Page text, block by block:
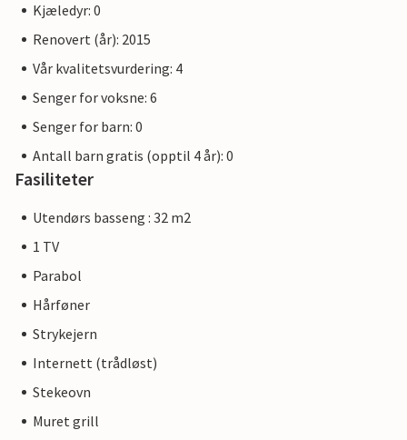
Kjæledyr: 0
Renovert (år): 2015
Vår kvalitetsvurdering: 4
Senger for voksne: 6
Senger for barn: 0
Antall barn gratis (opptil 4 år): 0
Fasiliteter
Utendørs basseng : 32 m2
1 TV
Parabol
Hårføner
Strykejern
Internett (trådløst)
Stekeovn
Muret grill